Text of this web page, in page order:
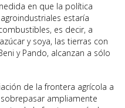
en que la política
estaría
es decir, a
y soya, las tierras con
y Pando, alcanzan a sólo
de la frontera agrícola a
ampliamente